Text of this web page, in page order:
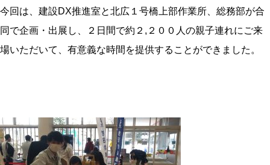
今回は、建設DX推進室と北広１号橋上部作業所、総務部が合
同で企画・出展し、２日間で約２,２００人の親子連れにご来
場いただいて、有意義な時間を提供することができました。